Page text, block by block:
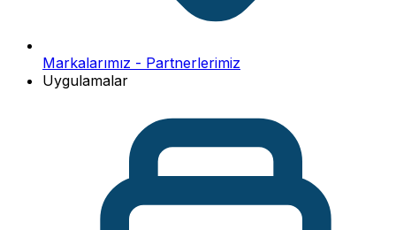
Markalarımız - Partnerlerimiz
Uygulamalar